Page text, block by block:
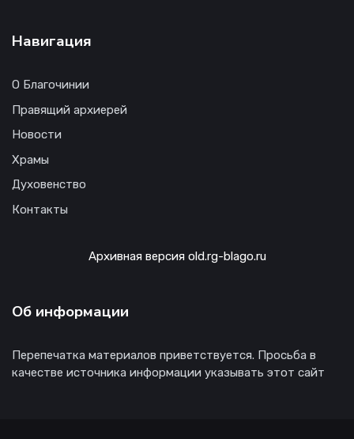
Навигация
О Благочинии
Правящий архиерей
Новости
Храмы
Духовенство
Контакты
Архивная версия old.rg-blago.ru
Об информации
Перепечатка материалов приветствуется. Просьба в
качестве источника информации указывать этот сайт